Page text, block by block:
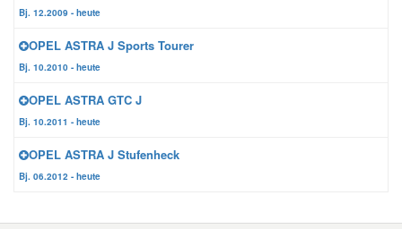
Bj. 12.2009 - heute
OPEL ASTRA J Sports Tourer
Bj. 10.2010 - heute
OPEL ASTRA GTC J
Bj. 10.2011 - heute
OPEL ASTRA J Stufenheck
Bj. 06.2012 - heute